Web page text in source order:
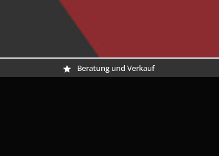
Beratung und Verkauf